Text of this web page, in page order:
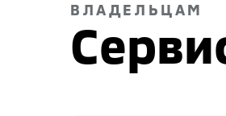
ВЛАДЕЛЬЦАМ